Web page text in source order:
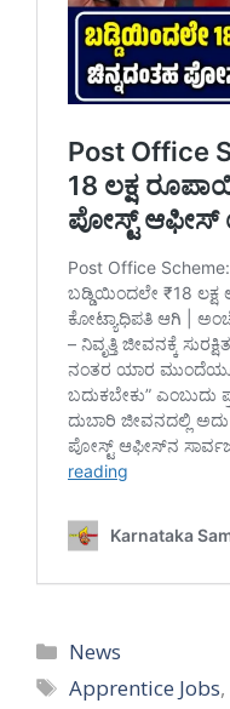
Categories
News
Tags
Apprentice Jobs,